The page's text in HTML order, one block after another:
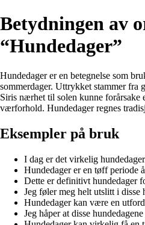
Betydningen av
“Hundedager”
Hundedager er en betegnelse som
sommerdager. Uttrykket stammer fra
Siris nærhet til solen kunne forårsake
værforhold. Hundedager regnes
Eksempler på bruk
I dag er det virkelig
Hundedager er en tøff periode
Dette er definitivt hundedager
Jeg føler meg helt utslitt i disse
Hundedager kan være en
Jeg håper at disse